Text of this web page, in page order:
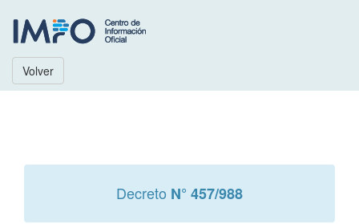
Volver
Decreto N° 457/988